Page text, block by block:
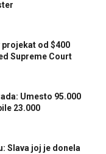
od $400
Supreme Court
Umesto 95.000
23.000
Slava joj je donela